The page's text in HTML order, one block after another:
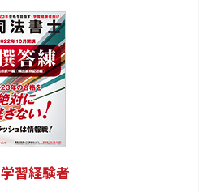
学習経験者